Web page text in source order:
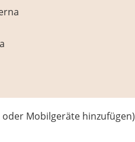
Mobilgeräte hinzufügen)